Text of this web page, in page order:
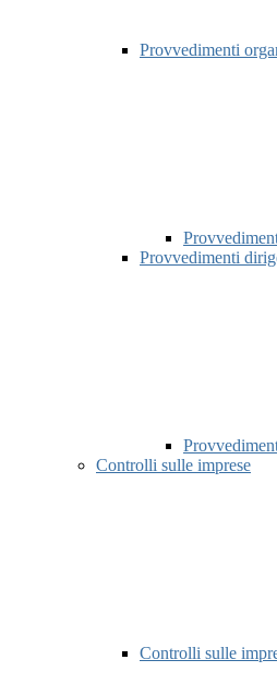
Provvedimenti
Provvedimenti
Controlli sulle imprese
Controlli sulle